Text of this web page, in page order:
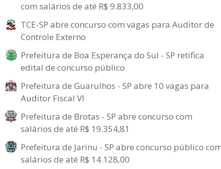
com salários de até R$ 9.833,00
TCE-SP abre concurso com vagas para Auditor de
Controle Externo
Prefeitura de Boa Esperança do Sul - SP retifica
edital de concurso público
Prefeitura de Guarulhos - SP abre 10 vagas para
Auditor Fiscal VI
Prefeitura de Brotas - SP abre concurso com
salários de até R$ 19.354,81
Prefeitura de Jarinu - SP abre concurso público
salários de até R$ 14.128,00